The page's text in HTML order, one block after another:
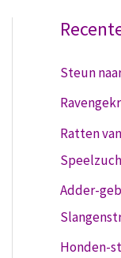
Steun
Ratten
Adder-
Honden-